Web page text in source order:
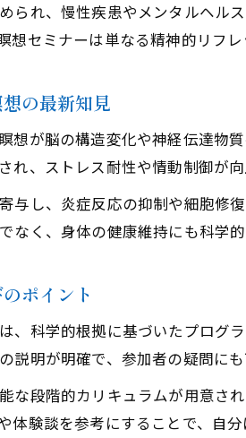
られ、慢性疾患やメンタルヘル
想セミナーは単なる精神的リフ
の最新知見
想が脳の構造変化や神経伝達物
れ、ストレス耐性や情動制御が
与し、炎症反応の抑制や細胞修
なく、身体の健康維持にも科学
ポイント
、科学的根拠に基づいたプログ
説明が明確で、参加者の疑問にも
な段階的カリキュラムが用意さ
体験談を参考にすることで、自